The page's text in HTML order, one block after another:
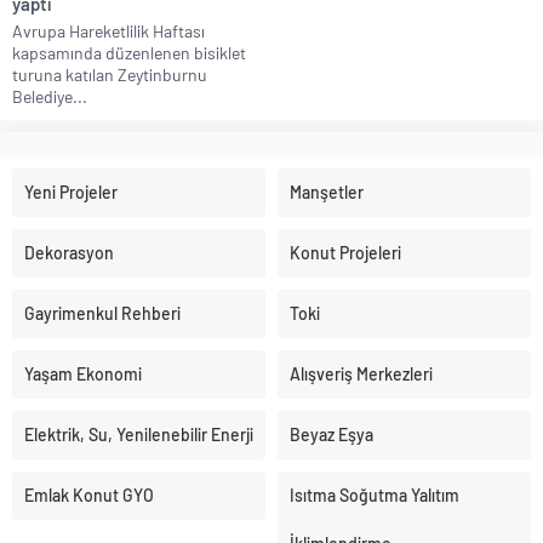
Avrupa Hareketlilik Haftası
kapsamında düzenlenen bisiklet
turuna katılan Zeytinburnu
Belediye...
Yeni Projeler Manşetler
Dekorasyon Konut Projeleri
Gayrimenkul Rehberi Toki
Yaşam Ekonomi Alışveriş Merkezleri
Elektrik, Su, Yenilenebilir Enerji Beyaz Eşya
Emlak Konut GYO Isıtma Soğutma Yalıtım